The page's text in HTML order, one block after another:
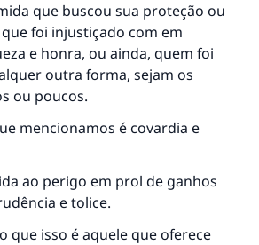
que buscou sua proteção ou
foi injustiçado com em
e honra, ou ainda, quem foi
outra forma, sejam os
ou poucos.
mencionamos é covardia e
ao perigo em prol de ganhos
e tolice.
que isso é aquele que oferece
n° 110845 salvou um
casamento.
a responder à Ummah